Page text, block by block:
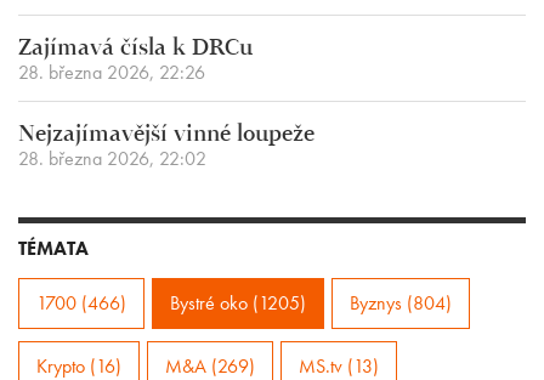
Zajímavá čísla k DRCu
28. března 2026, 22:26
Nejzajímavější vinné loupeže
28. března 2026, 22:02
TÉMATA
1700 (466) Bystré oko (1205) Byznys (804)
Krypto (16) M&A (269) MS.tv (13)